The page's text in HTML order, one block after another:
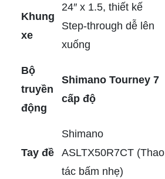
Khung
xe
24″ x 1.5, thiết kế
Step-through dễ lên
xuống
Bộ
truyền
động
Shimano Tourney 7
cấp độ
Tay đề
Shimano
ASLTX50R7CT (Thao
tác bấm nhẹ)